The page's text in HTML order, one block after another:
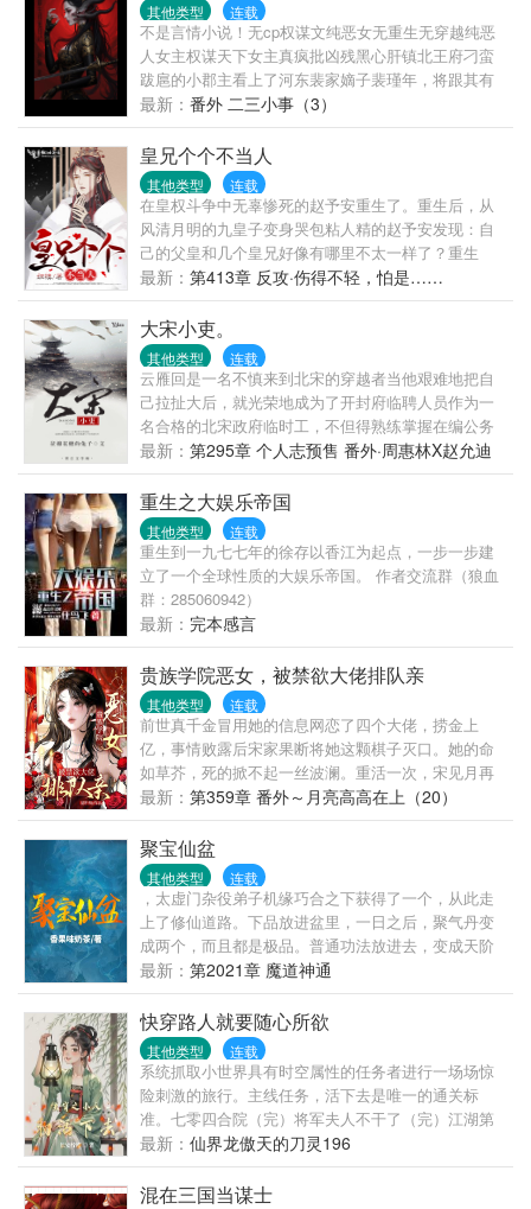
其他类型 连载
不是言情小说！无cp权谋文纯恶女无重生无穿越纯恶
人女主权谋天下女主真疯批凶残黑心肝镇北王府刁蛮
跋扈的小郡主看上了河东裴家嫡子裴瑾年，将跟其有
婚约的崔小姐差点淹死。皇帝将其赶出京城，送到白
雀寺苦修赎罪。三年后，打了胜仗的镇北王用一身功
勋换了秦金枝回京，众人皆等待看到秦金枝落魄凄惨
的模样，谁知回京后的秦金枝嚣张依旧，回城当天就
当街打掉皇子的牙！仗着帝后的宠爱竟诬陷裴瑾年父
亲下毒害她，裴瑾年为救父亲退了婚约，请求皇帝赐
婚。可一切尘埃落定之后，裴瑾年发现这嚣张跋扈的
小郡主并不喜欢他。婚事另有隐情！所有阻拦我的
人，都会拜倒在我秦金枝无与伦比的权势之下。泥潭
里的人，做梦都在妄想攀上我这根金枝儿！看书产生
的疑问要接着看书才能得到解答
最新： 番外 二三小事（3）
皇兄个个不当人
其他类型 连载
在皇权斗争中无辜惨死的赵予安重生了。重生后，从
风清月明的九皇子变身哭包粘人精的赵予安发现：自
己的父皇和几个皇兄好像有哪里不太一样了？重生
前，大昭帝：“九皇子？朕记得，不过就是个宫女生的
孩子罢了！”重生后，大昭帝：“朕的皇子，你且动一下
试试！...
最新： 第413章 反攻·伤得不轻，怕是……
大宋小吏。
其他类型 连载
云雁回是一名不慎来到北宋的穿越者当他艰难地把自
己拉扯大后，就光荣地成为了开封府临聘人员作为一
名合格的北宋政府临时工，不但得熟练掌握在编公务
员的技能顶得住高官施压，混得进群众之中还得学会
坚强地扛起每一顶黑锅最强临时工，开封背锅侠指路
排雷：每晚八点更新，主受，1苏有爽有外挂，没凭没
据瞎扯淡。去留由君，砖花随意。广告：《天庭出版
集团》个人志预售已开始，戳链接可以进入购买页面~
公告：谢大家的支持=3=
最新： 第295章 个人志预售 番外·周惠林X赵允迪
（四）
重生之大娱乐帝国
其他类型 连载
重生到一九七七年的徐存以香江为起点，一步一步建
立了一个全球性质的大娱乐帝国。 作者交流群（狼血
群：285060942）
最新： 完本感言
贵族学院恶女，被禁欲大佬排队亲
其他类型 连载
前世真千金冒用她的信息网恋了四个大佬，捞金上
亿，事情败露后宋家果断将她这颗棋子灭口。她的命
如草芥，死的掀不起一丝波澜。重活一次，宋见月再
也不想任人宰割，她要将权和势握在自己手里！既然
真千金用她的信息网恋，那她抢走他们很合理吧？当
他们还不明真相时见到她——桀骜不驯的祁家太子爷
不屑道：“学人精，到处撞我家宝宝，不及宝宝万分之
一。”清冷疯批的学生会长冷眼：“我是什么召之即来挥
之即去的贱人吗？”温润有礼的未婚夫商爷：“宋小姐，
我已心有所属，联姻取消。”禁欲的金牌律师沈云
舟：“请自重，你不是我喜欢的类型。”直到日久生情，
发现网恋女友用的照片，信息全是改良过的她后——
祁太子爷满眼讨好：“宝宝，我错了，理我一下，就当
喂狗了。”方会长掩唇轻咳：“除了在地下室外，你可以
随意指使我。”商爷睁眼说瞎话：“之前要退婚的是第二
人格，不能作数。”沈律师眸光幽深：“是我勾的你，我
不自重，我下见。”宋见月弯唇一笑，残忍又无情：“可
我的真心早就被你们伤碎成很多片，每片都爱上不同
的人和事。”“所以想留在我身边，那就要成为我往上爬
的助力——”【上位者沉沦，下位者清醒】
最新： 第359章 番外～月亮高高在上（20）
聚宝仙盆
其他类型 连载
，太虚门杂役弟子机缘巧合之下获得了一个，从此走
上了修仙道路。下品放进盆里，一日之后，聚气丹变
成两个，而且都是极品。普通功法放进去，变成天阶
功法。法宝、草药、灵石等等，都可以放入其中强
化。贺平生从此走上了强者巅峰……
最新： 第2021章 魔道神通
快穿路人就要随心所欲
其他类型 连载
系统抓取小世界具有时空属性的任务者进行一场场惊
险刺激的旅行。主线任务，活下去是唯一的通关标
准。七零四合院（完）将军夫人不干了（完）江湖第
一美人的护卫（完）真千金不回家（完）古代逃荒
（完）大师姐很怕鬼（完）六十年代知青（完）太子
的宫女。。。。。。
最新： 仙界龙傲天的刀灵196
混在三国当谋士